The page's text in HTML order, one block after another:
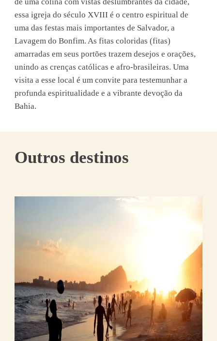
essa igreja do século XVIII é o centro espiritual de
uma das festas mais importantes de Salvador, a
Lavagem do Bonfim. As fitas coloridas (fitas)
amarradas em seus portões trazem desejos e orações,
unindo as crenças católicas e afro-brasileiras. Uma
visita a esse local é um convite para testemunhar a
profunda espiritualidade e a vibrante devoção da
Bahia.
Outros destinos